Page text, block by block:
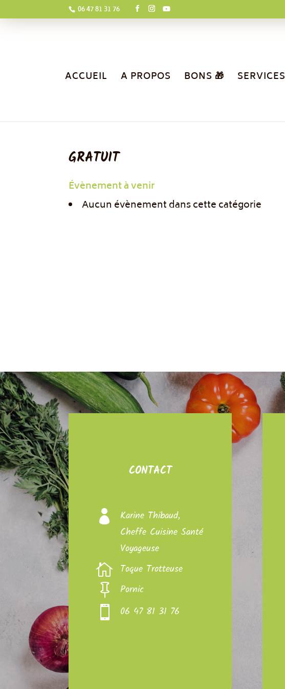
06 47 81 31 76
ACCUEIL A PROPOS BONS 🎁 SERVICES
GRATUIT
Évènement à venir
Aucun évènement dans cette catégorie
CONTACT

Karine Thibaud,
Cheffe Cuisine Santé
Voyageuse
 Toque Trotteuse
 Pornic
 06 47 81 31 76